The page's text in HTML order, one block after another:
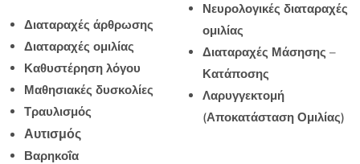
Διαταραχές άρθρωσης
Διαταραχές ομιλίας
Καθυστέρηση λόγου
Μαθησιακές δυσκολίες
Τραυλισμός
Αυτισμός
Βαρηκοΐα
Νευρολογικές διαταραχές
ομιλίας
Διαταραχές Μάσησης –
Κατάποσης
Λαρυγγεκτομή
(Αποκατάσταση Ομιλίας)